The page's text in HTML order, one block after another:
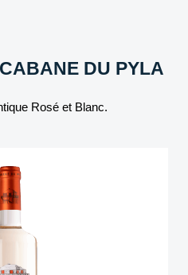
DU PYLA
Rosé et Blanc.